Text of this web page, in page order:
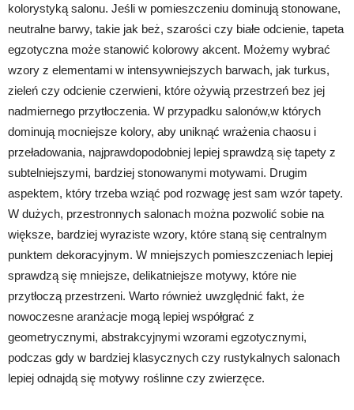
kolorystyką salonu. Jeśli w pomieszczeniu dominują stonowane,
neutralne barwy, takie jak beż, szarości czy białe odcienie, tapeta
egzotyczna może stanowić kolorowy akcent. Możemy wybrać
wzory z elementami w intensywniejszych barwach, jak turkus,
zieleń czy odcienie czerwieni, które ożywią przestrzeń bez jej
nadmiernego przytłoczenia. W przypadku salonów,w których
dominują mocniejsze kolory, aby uniknąć wrażenia chaosu i
przeładowania, najprawdopodobniej lepiej sprawdzą się tapety z
subtelniejszymi, bardziej stonowanymi motywami. Drugim
aspektem, który trzeba wziąć pod rozwagę jest sam wzór tapety.
W dużych, przestronnych salonach można pozwolić sobie na
większe, bardziej wyraziste wzory, które staną się centralnym
punktem dekoracyjnym. W mniejszych pomieszczeniach lepiej
sprawdzą się mniejsze, delikatniejsze motywy, które nie
przytłoczą przestrzeni. Warto również uwzględnić fakt, że
nowoczesne aranżacje mogą lepiej współgrać z
geometrycznymi, abstrakcyjnymi wzorami egzotycznymi,
podczas gdy w bardziej klasycznych czy rustykalnych salonach
lepiej odnajdą się motywy roślinne czy zwierzęce.